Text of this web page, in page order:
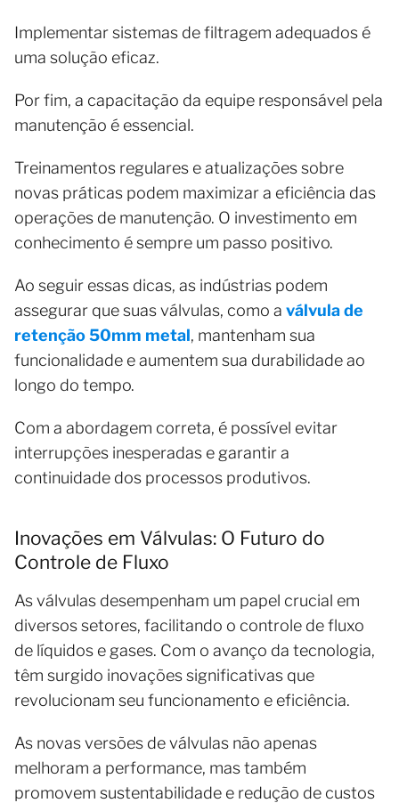
Implementar sistemas de filtragem adequados é
uma solução eficaz.
Por fim, a capacitação da equipe responsável pela
manutenção é essencial.
Treinamentos regulares e atualizações sobre
novas práticas podem maximizar a eficiência das
operações de manutenção. O investimento em
conhecimento é sempre um passo positivo.
Ao seguir essas dicas, as indústrias podem
assegurar que suas válvulas, como a válvula de
retenção 50mm metal, mantenham sua
funcionalidade e aumentem sua durabilidade ao
longo do tempo.
Com a abordagem correta, é possível evitar
interrupções inesperadas e garantir a
continuidade dos processos produtivos.
Inovações em Válvulas: O Futuro do
Controle de Fluxo
As válvulas desempenham um papel crucial em
diversos setores, facilitando o controle de fluxo
de líquidos e gases. Com o avanço da tecnologia,
têm surgido inovações significativas que
revolucionam seu funcionamento e eficiência.
As novas versões de válvulas não apenas
melhoram a performance, mas também
promovem sustentabilidade e redução de custos